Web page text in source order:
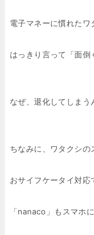
電子マネーに慣れたワ
はっきり言って「面倒
なぜ、退化してしま
ちなみに、ワタクシの
おサイフケータイ対応
「nanaco」もスマホ